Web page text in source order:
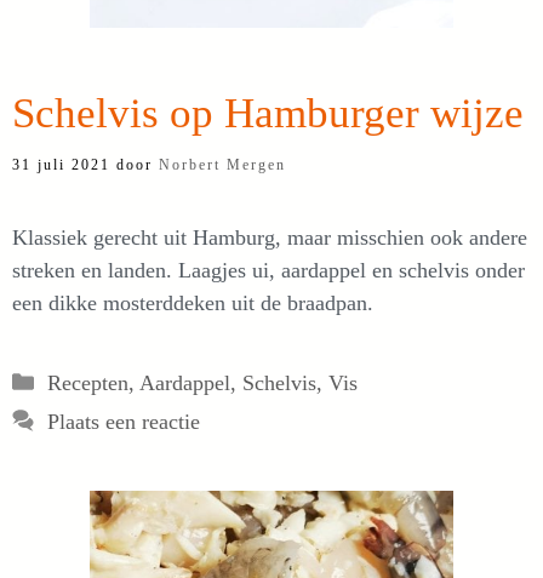
Schelvis op Hamburger wijze
31 juli 2021 door Norbert Mergen
Klassiek gerecht uit Hamburg, maar misschien ook andere
streken en landen. Laagjes ui, aardappel en schelvis onder
een dikke mosterddeken uit de braadpan.
Categorieën
Recepten, Aardappel, Schelvis, Vis
Plaats een reactie